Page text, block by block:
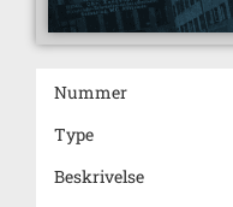
Nummer
Type
Beskrivelse